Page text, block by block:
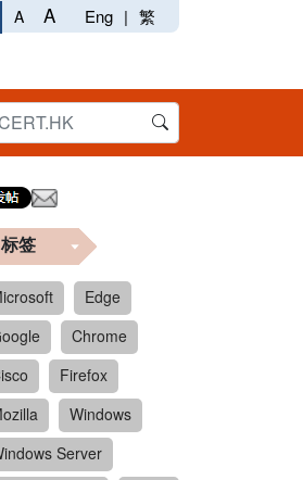
A A Eng | 繁
标签
Edge
Chrome
Firefox
Windows
Server